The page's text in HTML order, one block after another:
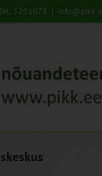
5201078 |